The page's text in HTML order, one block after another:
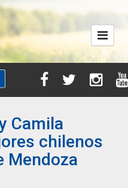
Camila
chilenos
Mendoza